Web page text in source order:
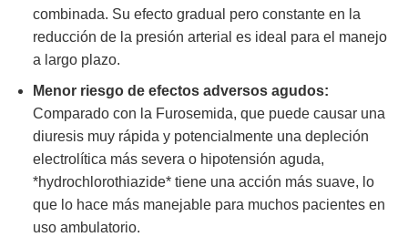
combinada. Su efecto gradual pero constante en la
reducción de la presión arterial es ideal para el manejo
a largo plazo.
Menor riesgo de efectos adversos agudos:
Comparado con la Furosemida, que puede causar una
diuresis muy rápida y potencialmente una depleción
electrolítica más severa o hipotensión aguda,
*hydrochlorothiazide* tiene una acción más suave, lo
que lo hace más manejable para muchos pacientes en
uso ambulatorio.